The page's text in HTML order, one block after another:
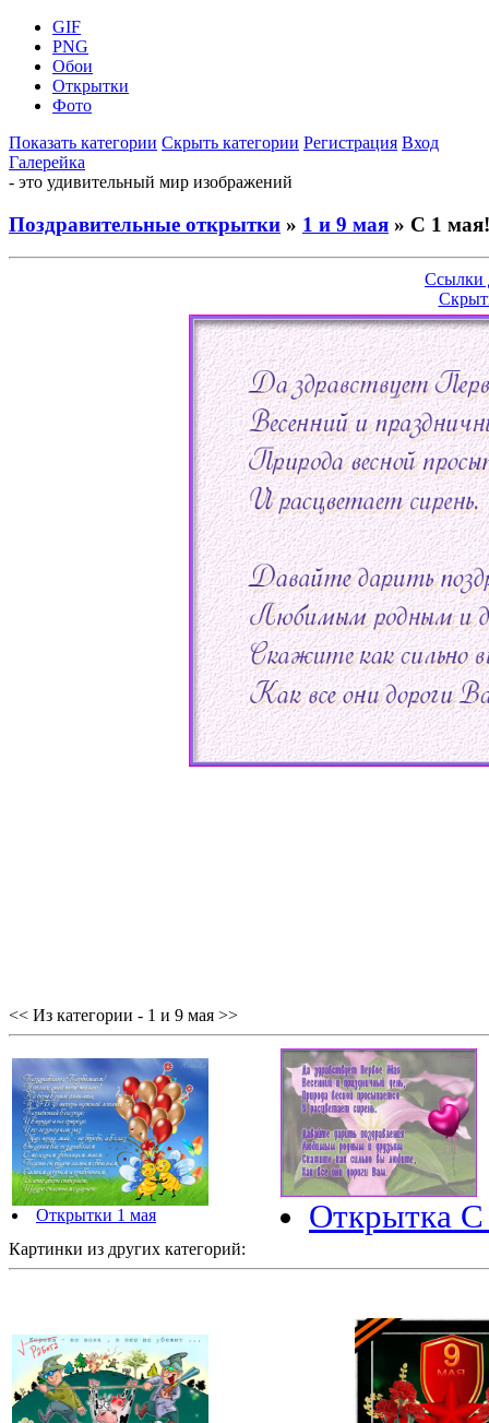
GIF
PNG
Обои
Открытки
Фото
Показать категории Скрыть категории Регистрация Вход
Галерейка
- это удивительный мир изображений
Поздравительные открытки » 1 и 9 мая » С 1 мая!
Ссылки
<< Из категории - 1 и 9 мая >>
Открытки 1 мая Открытка
Картинки из других категорий: